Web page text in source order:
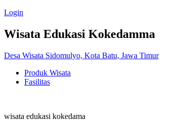
Login
Wisata Edukasi Kokedamma
Desa Wisata Sidomulyo, Kota Batu, Jawa Timur
Produk Wisata
Fasilitas
wisata edukasi kokedama